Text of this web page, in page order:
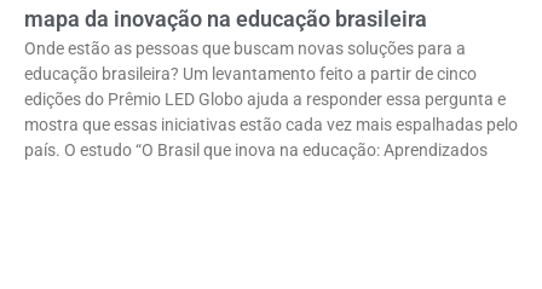
mapa da inovação na educação brasileira
Onde estão as pessoas que buscam novas soluções para a
educação brasileira? Um levantamento feito a partir de cinco
edições do Prêmio LED Globo ajuda a responder essa pergunta e
mostra que essas iniciativas estão cada vez mais espalhadas pelo
país. O estudo “O Brasil que inova na educação: Aprendizados